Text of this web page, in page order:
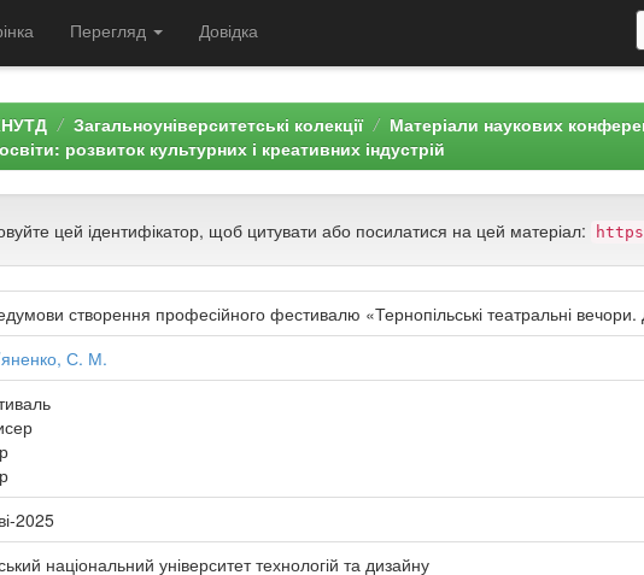
Перегляд Довідка
Загальноуніверситетські колекції Матеріали наукових
освіти: розвиток культурних і креативних індустрій
цей ідентифікатор, щоб цитувати або посилатися на цей матеріал:
створення професійного фестивалю «Тернопільські театральні
С. М.
2025
національний університет технологій та дизайну